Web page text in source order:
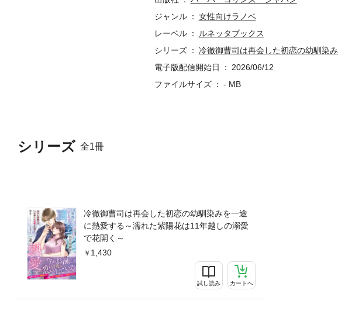
シリーズ 全1冊
冷徹御曹司は再会した初恋の幼馴染みを一途
に熱愛する～濡れた紫陽花は11年越しの溺愛
で花開く～
1,430
試し読み カートへ
ジャンル
女性向けラノベ
レーベル
ルネッタブックス
シリーズ
冷徹御曹司は再会した初恋の幼馴染
電子版配信開始日
2026/06/12
ファイルサイズ
- MB